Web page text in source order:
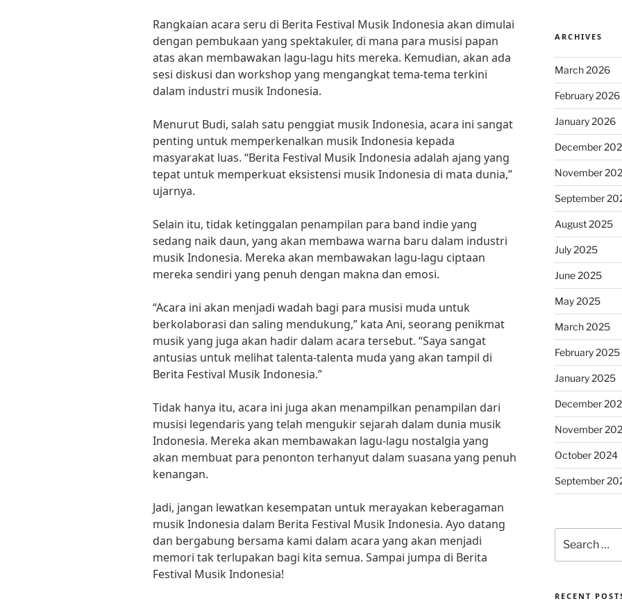
Rangkaian acara seru di Berita Festival Musik Indonesia akan dimulai
dengan pembukaan yang spektakuler, di mana para musisi papan
atas akan membawakan lagu-lagu hits mereka. Kemudian, akan ada
sesi diskusi dan workshop yang mengangkat tema-tema terkini
dalam industri musik Indonesia.
Menurut Budi, salah satu penggiat musik Indonesia, acara ini sangat
penting untuk memperkenalkan musik Indonesia kepada
masyarakat luas. “Berita Festival Musik Indonesia adalah ajang yang
tepat untuk memperkuat eksistensi musik Indonesia di mata dunia,”
ujarnya.
Selain itu, tidak ketinggalan penampilan para band indie yang
sedang naik daun, yang akan membawa warna baru dalam industri
musik Indonesia. Mereka akan membawakan lagu-lagu ciptaan
mereka sendiri yang penuh dengan makna dan emosi.
“Acara ini akan menjadi wadah bagi para musisi muda untuk
berkolaborasi dan saling mendukung,” kata Ani, seorang penikmat
musik yang juga akan hadir dalam acara tersebut. “Saya sangat
antusias untuk melihat talenta-talenta muda yang akan tampil di
Berita Festival Musik Indonesia.”
Tidak hanya itu, acara ini juga akan menampilkan penampilan dari
musisi legendaris yang telah mengukir sejarah dalam dunia musik
Indonesia. Mereka akan membawakan lagu-lagu nostalgia yang
akan membuat para penonton terhanyut dalam suasana yang penuh
kenangan.
Jadi, jangan lewatkan kesempatan untuk merayakan keberagaman
musik Indonesia dalam Berita Festival Musik Indonesia. Ayo datang
dan bergabung bersama kami dalam acara yang akan menjadi
memori tak terlupakan bagi kita semua. Sampai jumpa di Berita
Festival Musik Indonesia!
ARCHIVES
March 2026
February 2026
January 2026
December
November
September
August 2025
July 2025
June 2025
May 2025
March 2025
February 2025
January 2025
December
November
October 2024
September
for:
RECENT